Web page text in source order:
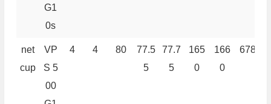
G1
0s
net
cup
VP
S 5
00
4 4 80
77.5
5
77.7
5
165
0
166
0
678